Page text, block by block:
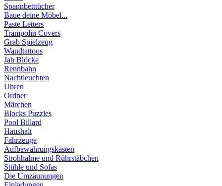
Spannbetttücher
Baue deine Möbel...
Paste Letters
Trampolin Covers
Grab Spielzeug
Wandtattoos
Jab Blöcke
Rennbahn
Nachtleuchten
Uhren
Ordner
Märchen
Blocks Puzzles
Pool Billard
Haushalt
Fahrzeuge
Aufbewahrungskästen
Strohhalme und Rührstäbchen
Stühle und Sofas
Die Umzäunungen